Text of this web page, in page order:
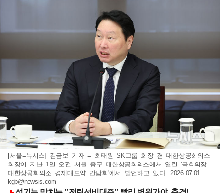
[서울=뉴시스] 김금보 기자 = 최태원 SK그룹 회장 겸 대한상공회의소
회장이 지난 1일 오전 서울 중구 대한상공회의소에서 열린 '국회의장-
대한상공회의소 경제대도약 간담회'에서 발언하고 있다. 2026.07.01.
kgb@newsis.com